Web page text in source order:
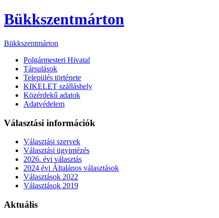
Bükkszentmárton
Bükkszentmárton
Polgármesteri Hivatal
Társulások
Település története
KIKELET szálláshely
Közérdekű adatok
Adatvédelem
Választási információk
Választási szervek
Választási ügyintézés
2026. évi választás
2024 évi Általános választások
Választások 2022
Választások 2019
Aktuális